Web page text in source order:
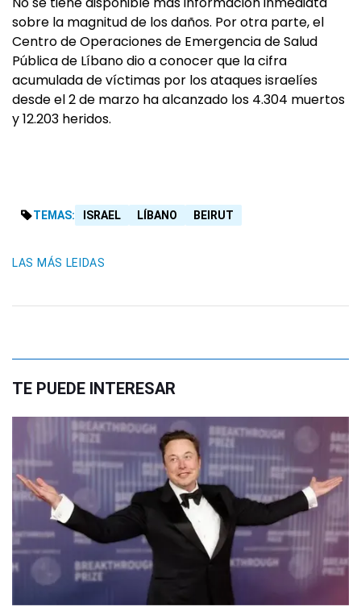
sobre la magnitud de los daños. Por otra parte, el
Centro de Operaciones de Emergencia de Salud
Pública de Líbano dio a conocer que la cifra
acumulada de víctimas por los ataques israelíes
desde el 2 de marzo ha alcanzado los 4.304 muertos
y 12.203 heridos.
TEMAS: ISRAEL LÍBANO BEIRUT
LAS MÁS LEIDAS
TE PUEDE INTERESAR